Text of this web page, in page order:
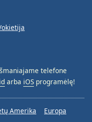
telefone
arba iOS programėlę!
Amerika
Europa